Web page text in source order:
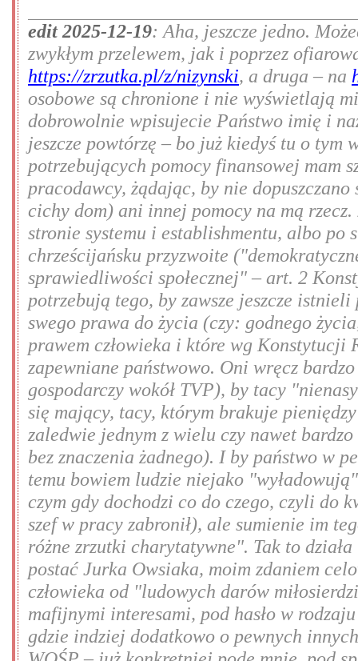
edit 2025-12-19: Aha, jeszcze jedno.
zwykłym przelewem, jak i poprzez
https://zrzutka.pl/z/nizynski, a druga – na
osobowe są chronione i nie wyświetlają
dobrowolnie wpisujecie Państwo imię i
jeszcze powtórzę – bo już kiedyś tu o tym
potrzebujących pomocy finansowej mam
pracodawcy, żądając, by nie
cichy dom) ani innej pomocy na mą
stronie systemu i establishmentu, albo
chrześcijańsku przyzwoite (
sprawiedliwości społecznej" – art. 2
potrzebują tego, by zawsze jeszcze
swego prawa do życia (czy: godnego
prawem człowieka i które wg
zapewniane państwowo. Oni wręcz
gospodarczy wokół TVP), by tacy
się mający, tacy, którym brakuje
zaledwie jednym z wielu czy nawet
bez znaczenia żadnego). I by państwo w
temu bowiem ludzie niejako
czym gdy dochodzi co do czego, czyli do
szef w pracy zabronił), ale sumienie im
różne zrzutki charytatywne". Tak to
postać Jurka Owsiaka, moim zdaniem
człowieka od "ludowych darów
mafijnymi interesami, pod hasło w
gdzie indziej dodatkowo o pewnych